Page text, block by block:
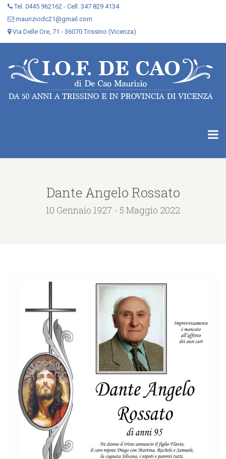
Tel. 0445 962162 - Cell. 347 829 4134
mauriziodc21@gmail.com
Via Delle Ore, 71 - 36070 Trissino (Vicenza)
Dante Angelo Rossato
10 Gennaio 1927 - 5 Maggio 2022